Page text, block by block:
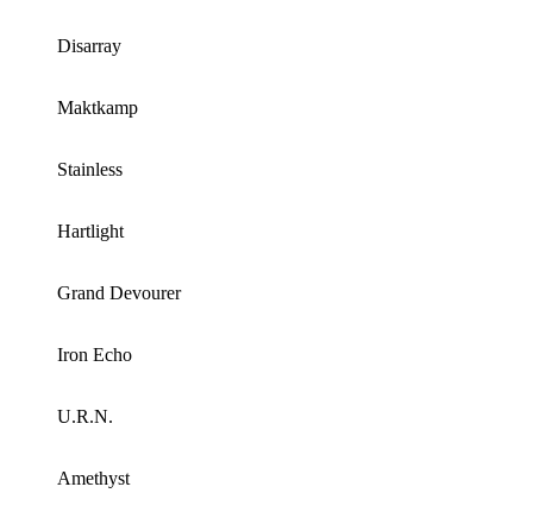
Disarray
Maktkamp
Stainless
Hartlight
Grand Devourer
Iron Echo
U.R.N.
Amethyst